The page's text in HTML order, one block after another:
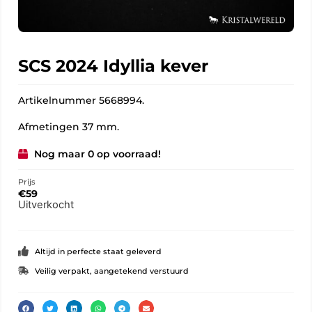
SCS 2024 Idyllia kever
Artikelnummer 5668994.
Afmetingen 37 mm.
Nog maar 0 op voorraad!
Prijs
€59
Uitverkocht
Altijd in perfecte staat geleverd
Veilig verpakt, aangetekend verstuurd